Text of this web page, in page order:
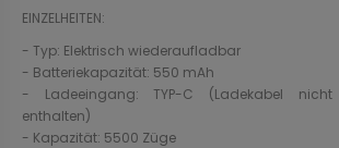
EINZELHEITEN:
- Typ: Elektrisch wiederaufladbar
- Batteriekapazität: 550 mAh
- Ladeeingang: TYP-C (Ladekabel
enthalten)
- Kapazität: 5500 Züge